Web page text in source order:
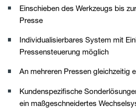
Einschieben des Werkzeugs bis
Presse
Individualisierbares System mit
Pressensteuerung möglich
An mehreren Pressen gleichzeitig
Kundenspezifische
ein maßgeschneidertes